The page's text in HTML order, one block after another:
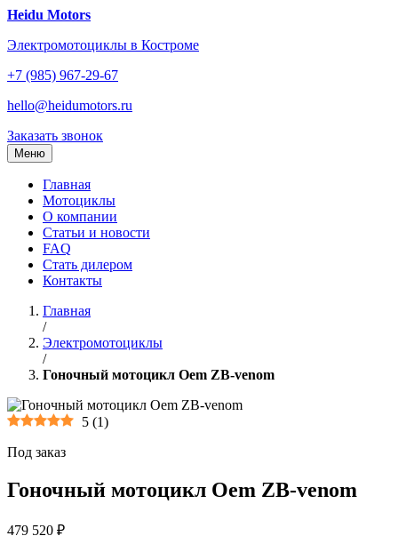
Перейти
содержанию
Heidu Motors
Электромотоциклы в Костроме
+7 (985) 967-29-67
hello@heidumotors.ru
Заказать звонок
Меню
Главная
Мотоциклы
О компании
Статьи и новости
FAQ
Стать дилером
Контакты
Главная
/
Электромотоциклы
/
Гоночный мотоцикл Oem ZB-venom
5 (1)
Под заказ
Гоночный мотоцикл Oem ZB-venom
479 520 ₽